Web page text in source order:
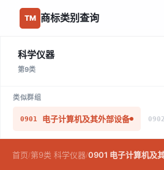
TM 商标类别查询
科学仪器
第9类
类似群组
0901 电子计算机及其外部设备 0902
首页/第9类 科学仪器/0901 电子计算机及